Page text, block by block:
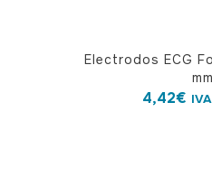
Electrodos ECG
mm
4,42€